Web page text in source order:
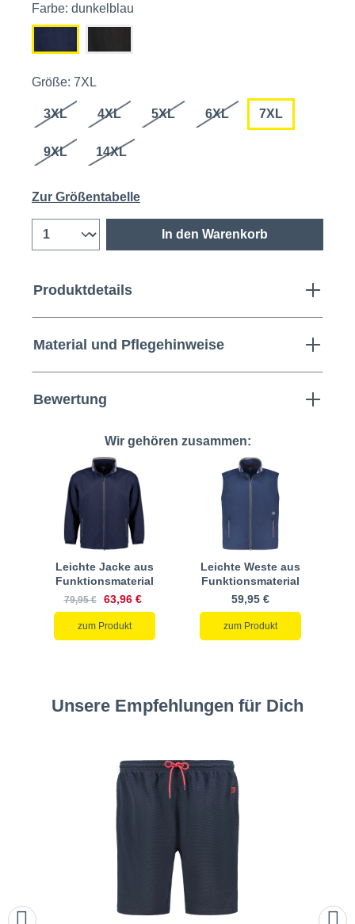
Farbe: dunkelblau
Größe: 7XL
3XL 4XL 5XL 6XL 7XL
9XL 14XL
Zur Größentabelle
In den Warenkorb
Produktdetails
Material und Pflegehinweise
Bewertung
Wir gehören zusammen:
Leichte Jacke aus
Funktionsmaterial
79,95 € 63,96 €
zum Produkt
Leichte Weste aus
Funktionsmaterial
59,95 €
zum Produkt
Unsere Empfehlungen für Dich